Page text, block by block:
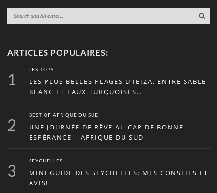
ARTICLES POPULAIRES:
1
LES TOPS...
LES PLUS BELLES PLAGES D’IBIZA, ENTRE SABLE
BLANC ET EAUX TURQUOISES…
2
BEST OF AFRIQUE DU SUD
UNE JOURNÉE DE RÊVE AU CAP DE BONNE
ESPÉRANCE – AFRIQUE DU SUD
3
SEYCHELLES
MINI GUIDE DES SEYCHELLES: MES CONSEILS ET
AVIS!